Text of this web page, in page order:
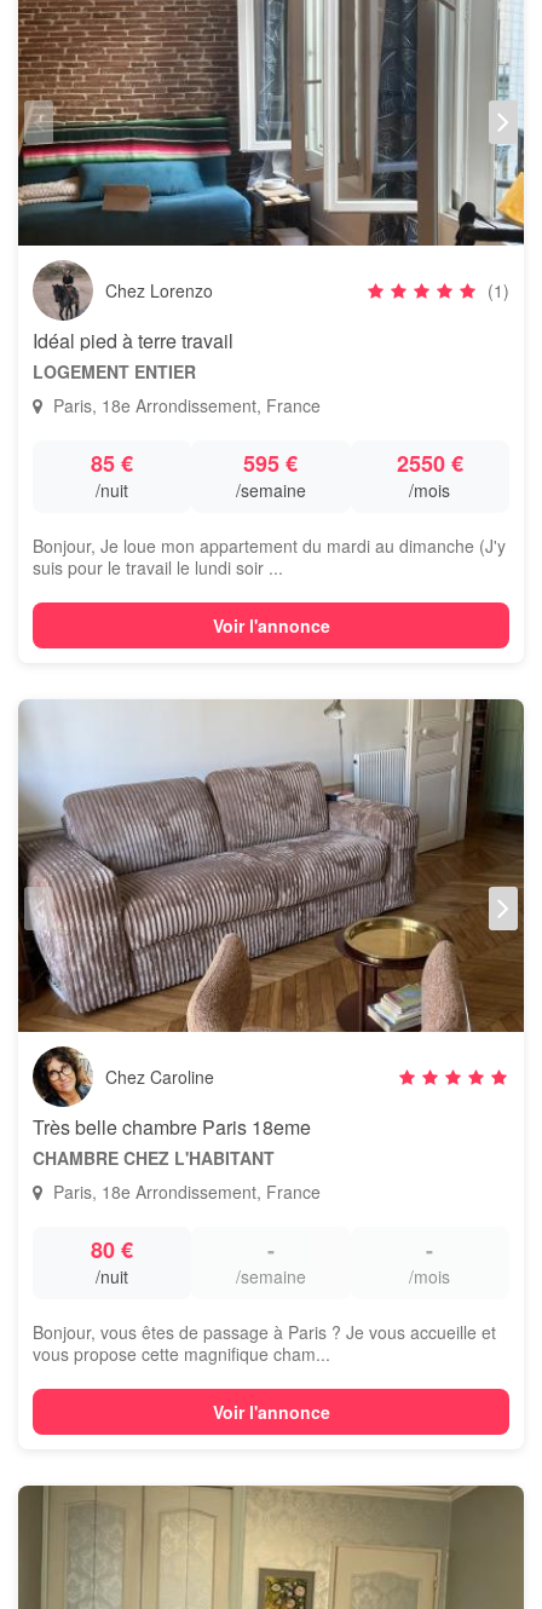
Chez Lorenzo (1)
Idéal pied à terre travail
LOGEMENT ENTIER
Paris, 18e Arrondissement, France
85 €
/nuit
595 €
/semaine
2550 €
/mois
Bonjour, Je loue mon appartement du mardi au dimanche (J'y
suis pour le travail le lundi soir ...
Voir l'annonce
Chez Caroline
Très belle chambre Paris 18eme
CHAMBRE CHEZ L'HABITANT
Paris, 18e Arrondissement, France
80 €
/nuit
-
/semaine
-
/mois
Bonjour, vous êtes de passage à Paris ? Je vous accueille et
vous propose cette magnifique cham...
Voir l'annonce